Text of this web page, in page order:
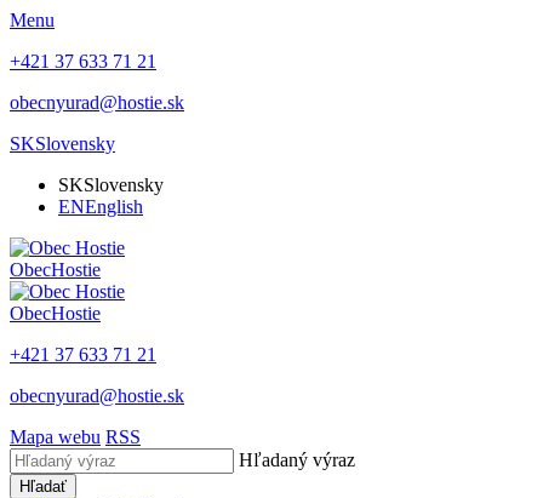
Menu
+421 37 633 71 21
obecnyurad@hostie.sk
SKSlovensky
SKSlovensky
ENEnglish
ObecHostie
ObecHostie
+421 37 633 71 21
obecnyurad@hostie.sk
Mapa webu RSS
Hľadaný výraz
Hľadať